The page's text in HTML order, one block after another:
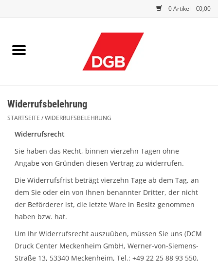
0 Artikel - €0,00
EINBLICK
DGB FRAUEN
DGB JUGEND
WERBEMITTEL / GIVE AWAYS
HANDWERK
1. MAI
Widerrufsbelehrung
STARTSEITE /WIDERRUFSBELEHRUNG
Widerrufsrecht
Sie haben das Recht, binnen vierzehn Tagen ohne
Angabe von Gründen diesen Vertrag zu widerrufen.
Die Widerrufsfrist beträgt vierzehn Tage ab dem Tag, an
dem Sie oder ein von Ihnen benannter Dritter, der nicht
der Beförderer ist, die letzte Ware in Besitz genommen
haben bzw. hat.
Um Ihr Widerrufsrecht auszuüben, müssen Sie uns (DCM
Druck Center Meckenheim GmbH, Werner-von-Siemens-
Straße 13, 53340 Meckenheim, Tel.: +49 22 25 88 93 550,